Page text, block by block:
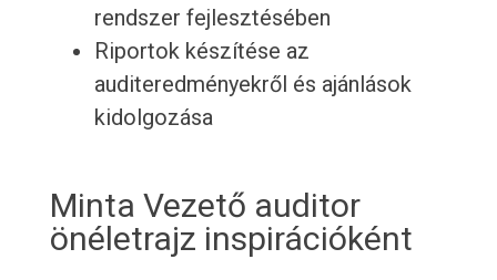
rendszer fejlesztésében
Riportok készítése az
auditeredményekről és ajánlások
kidolgozása
Minta Vezető auditor
önéletrajz inspirációként